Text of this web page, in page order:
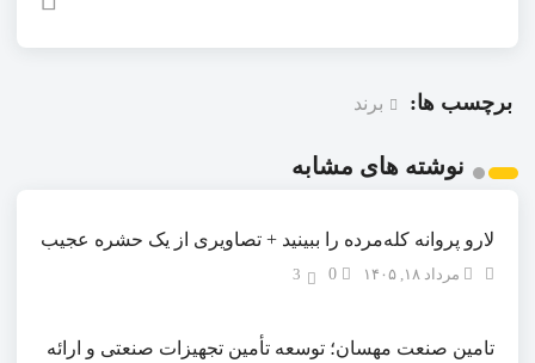
برچسب ها: برند
نوشته های مشابه
لارو پروانه کله‌مرده را ببینید + تصاویری از یک حشره عجیب
مرداد ۱۸, ۱۴۰۵ 3
تامین صنعت مهسان؛ توسعه تأمین تجهیزات صنعتی و ارائه